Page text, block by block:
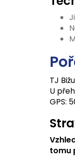
TJ
U
GPS:
tomu